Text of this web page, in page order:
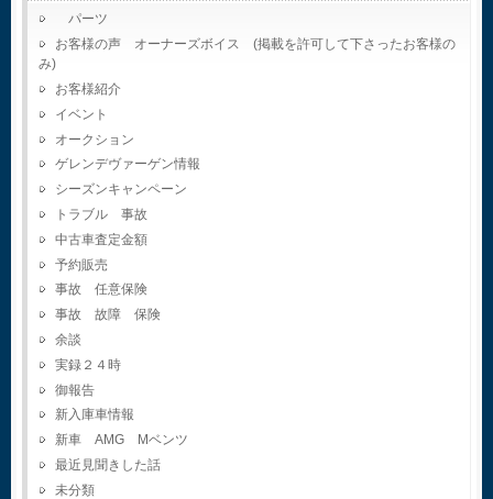
パーツ
お客様の声 オーナーズボイス (掲載を許可して下さったお客様の
み)
お客様紹介
イベント
オークション
ゲレンデヴァーゲン情報
シーズンキャンペーン
トラブル 事故
中古車査定金額
予約販売
事故 任意保険
事故 故障 保険
余談
実録２４時
御報告
新入庫車情報
新車 AMG Mベンツ
最近見聞きした話
未分類